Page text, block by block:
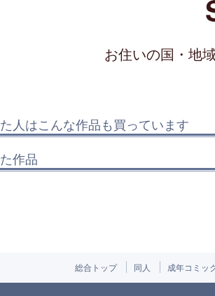
お住いの国・地
人はこんな作品も買っています
作品
総合トップ 同人 成年コミッ